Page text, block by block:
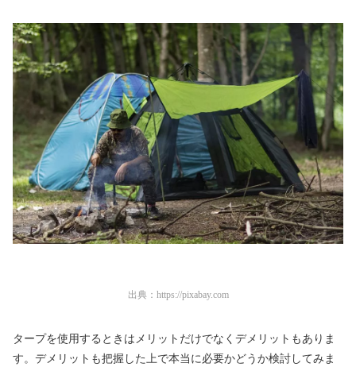
出典： https://pixabay.com
タープを使用するときはメリットだけでなくデメリットもありま
す。デメリットも把握した上で本当に必要かどうか検討してみま